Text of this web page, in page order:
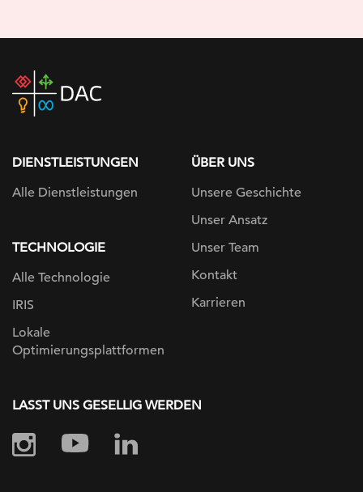
home
DIENSTLEISTUNGEN
Alle Dienstleistungen
TECHNOLOGIE
Alle Technologie
IRIS
Lokale
Optimierungsplattformen
ÜBER UNS
Unsere Geschichte
Unser Ansatz
Unser Team
Kontakt
Karrieren
LASST UNS GESELLIG WERDEN